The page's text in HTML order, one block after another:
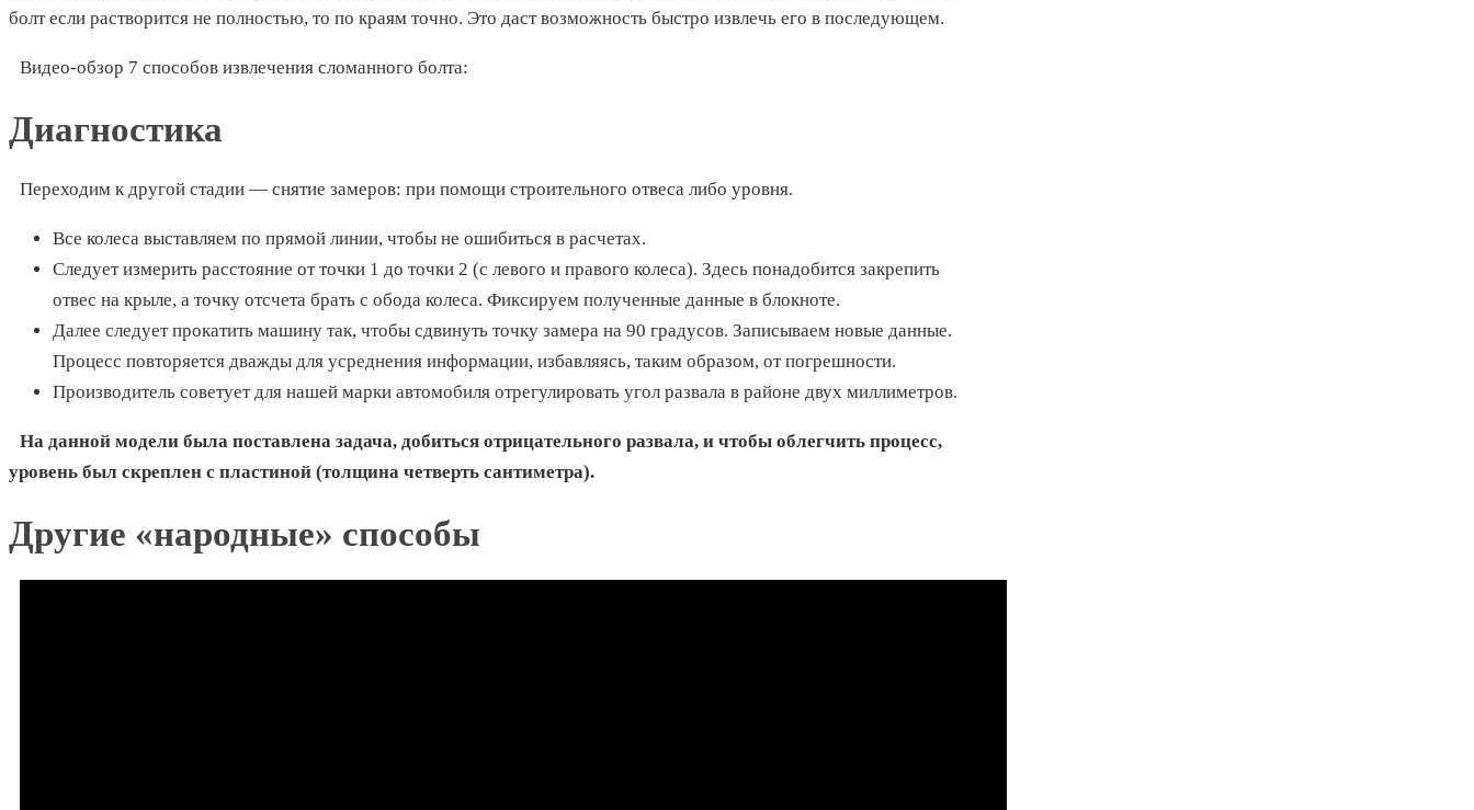
болт если растворится не полностью, то по краям точно. Это даст возможность быстро извлечь его в последующем.
Видео-обзор 7 способов извлечения сломанного болта:
Диагностика
Переходим к другой стадии — снятие замеров: при помощи строительного отвеса либо уровня.
Все колеса выставляем по прямой линии, чтобы не ошибиться в расчетах.
Следует измерить расстояние от точки 1 до точки 2 (с левого и правого колеса). Здесь понадобится закрепить
отвес на крыле, а точку отсчета брать с обода колеса. Фиксируем полученные данные в блокноте.
Далее следует прокатить машину так, чтобы сдвинуть точку замера на 90 градусов. Записываем новые данные.
Процесс повторяется дважды для усреднения информации, избавляясь, таким образом, от погрешности.
Производитель советует для нашей марки автомобиля отрегулировать угол развала в районе двух миллиметров.
На данной модели была поставлена задача, добиться отрицательного развала, и чтобы облегчить процесс,
уровень был скреплен с пластиной (толщина четверть сантиметра).
Другие «народные» способы